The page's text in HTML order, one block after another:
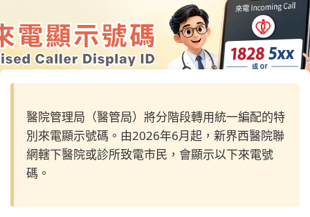
醫院管理局（醫管局）將分階段轉用統一編配的特
別來電顯示號碼。由2026年6月起，新界西醫院聯
網轄下醫院或診所致電市民，會顯示以下來電號
碼。